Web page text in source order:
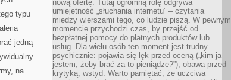
typu
jedną
na
nową ofertę. Tutaj ogromną rolę odgrywa
umiejętność „słuchania internetu” – czytania
między wierszami tego, co ludzie piszą. W pewnym
momencie przychodzi czas, by przejść od
bezpłatnej pomocy do płatnych produktów lub
usług. Dla wielu osób ten moment jest trudny
psychicznie: pojawia się lęk przed oceną („kim ja
jestem, żeby brać za to pieniądze?”), obawa przed
krytyką, wstyd. Warto pamiętać, że uczciwa